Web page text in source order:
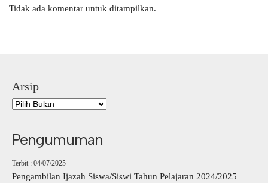
Tidak ada komentar untuk ditampilkan.
Arsip
Pengumuman
Terbit : 04/07/2025
Pengambilan Ijazah Siswa/Siswi Tahun Pelajaran 2024/2025